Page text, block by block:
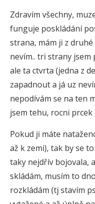
Zdravím všechny,
funguje poskládání
strana, mám ji z
nevím.. tri strany jsem
ale ta ctvrta (jedna z
zapadnout a já uz
nepodívám se na ten
jsem tehu, rocni prcek
Pokud ji máte
až k zemi), tak by se
taky nejdřív bojovala,
skládám, musím to
rozkládám (tj stavím